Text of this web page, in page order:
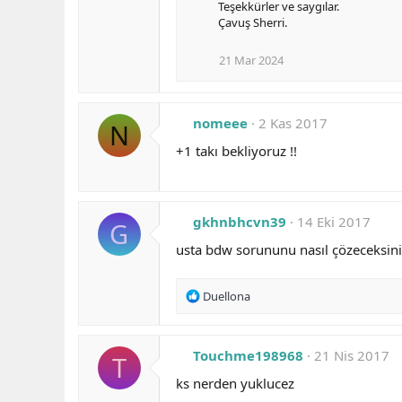
Teşekkürler ve saygılar.
Çavuş Sherri.
21 Mar 2024
N nomeee
2 Kas 2017
+1 takı bekliyoruz !!
G gkhnbhcvn39
14 Eki 2017
usta bdw sorununu nasıl
R
t
o
Duellona
T Touchme198968
21 Nis 2017
ks nerden yuklucez